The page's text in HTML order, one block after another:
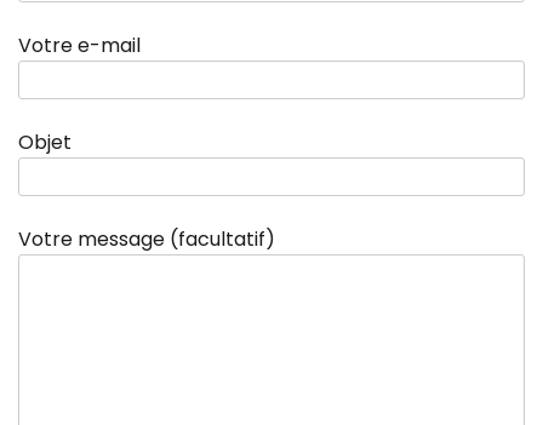
Votre e-mail
Objet
Votre message (facultatif)